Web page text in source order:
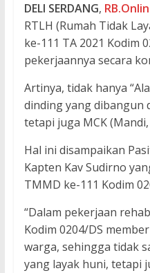
DELI SERDANG,
RTLH (Rumah Tidak
ke-111 TA 2021 Kodim
pekerjaannya secara
Artinya, tidak hanya
dinding yang dibangun
tetapi juga MCK (Mandi,
Hal ini disampaikan
Kapten Kav Sudirno
TMMD ke-111 Kodim
“Dalam pekerjaan
Kodim 0204/DS
warga, sehingga tidak
yang layak huni, tetapi